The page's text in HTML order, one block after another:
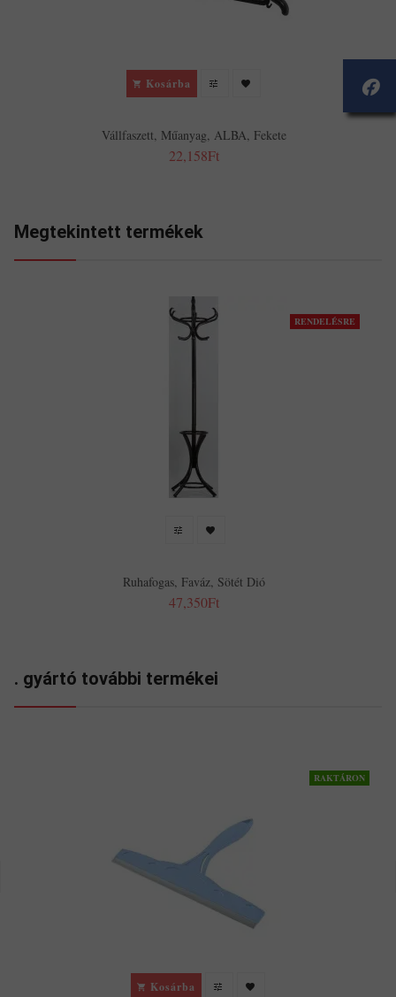
Kosárba
Vállfaszett, Műanyag, ALBA, Fekete
22,158Ft
Megtekintett termékek
RENDELÉSRE
Ruhafogas, Faváz, Sötét Dió
47,350Ft
. gyártó további termékei
RAKTÁRON
Kosárba